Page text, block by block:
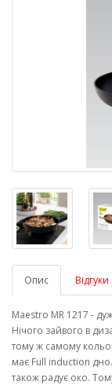
Опис Відгуки
Maestro MR 1217 -
Нічого зайвого в
тому ж самому
має Full induction
також радує око.